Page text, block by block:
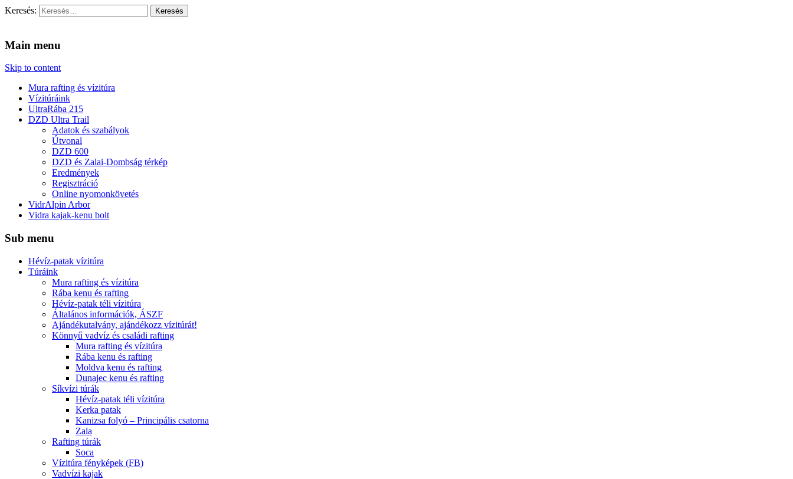
Keresés:
Main menu
Skip to content
Mura rafting és vízitúra
Vízitúráink
UltraRába 215
DZD Ultra Trail
Adatok és szabályok
Útvonal
DZD 600
DZD és Zalai-Dombság térkép
Eredmények
Regisztráció
Online nyomonkövetés
VidrAlpin Arbor
Vidra kajak-kenu bolt
Sub menu
Hévíz-patak vízitúra
Túráink
Mura rafting és vízitúra
Rába kenu és rafting
Hévíz-patak téli vízitúra
Általános információk, ÁSZF
Ajándékutalvány, ajándékozz vízitúrát!
Könnyű vadvíz és családi rafting
Mura rafting és vízitúra
Rába kenu és rafting
Moldva kenu és rafting
Dunajec kenu és rafting
Síkvízi túrák
Hévíz-patak téli vízitúra
Kerka patak
Kanizsa folyó – Principális csatorna
Zala
Rafting túrák
Soca
Vízitúra fényképek (FB)
Vadvízi kajak